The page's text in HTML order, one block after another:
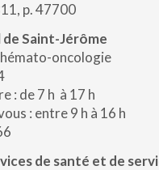
p. 47700
Saint-Jérôme
oncologie
: de 7 h à 17 h
: entre 9 h à 16 h
de santé et de